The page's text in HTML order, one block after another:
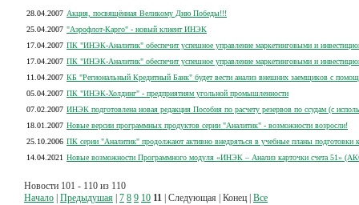
28.04.2007 Акция, посвящённая Великому Дню Победы!!!
25.04.2007 "Аэрофлот-Карго" - новый клиент ИНЭК
17.04.2007 ПК "ИНЭК-Аналитик" обеспечит успешное управление маркетинговыми и
17.04.2007 ПК "ИНЭК-Аналитик" обеспечит успешное управление маркетинговыми и
11.04.2007 КБ "Региональный Кредитный Банк" будет вести анализ внешних заемщиков с
05.04.2007 ПК "ИНЭК-Холдинг" - предприятиям угольной промышленности
07.02.2007 ИНЭК подготовлена новая редакция Пособия по расчету резервов по ссудам (с
18.01.2007 Новые версии программных продуктов серии "Аналитик" - возможности возросли!
25.10.2006 ПК серии "Аналитик" продолжают активно внедряться в учебные планы подготовки
14.04.2021 Новые возможности Программного модуля «ИНЭК – Анализ карточки счета 51»
Новости 101 - 110 из 110
Начало Предыдушая 7 8 9 10 11 | Следующая | Конец | Все